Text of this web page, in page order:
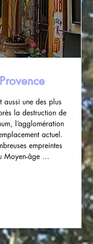
aussi une des plus
la destruction de
l’agglomération
actuel.
empreintes
Moyen-âge ...